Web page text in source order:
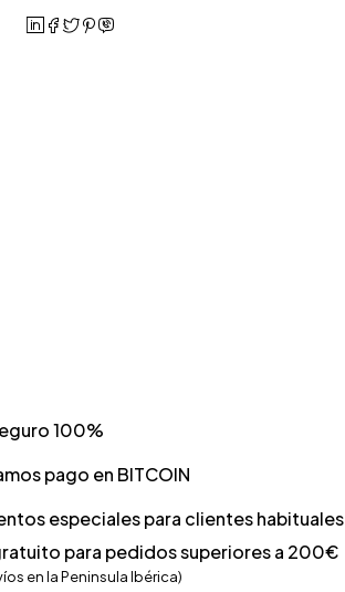
100%
pago en BITCOIN
especiales para clientes habituales
para pedidos superiores a 200€
en la Peninsula Ibérica)